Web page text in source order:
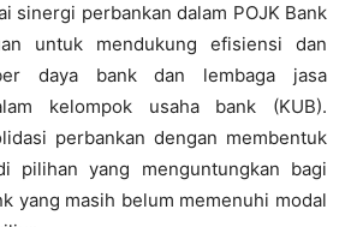
sinergi perbankan dalam POJK Bank
untuk mendukung efisiensi dan
daya bank dan lembaga jasa
kelompok usaha bank (KUB).
perbankan dengan membentuk
pilihan yang menguntungkan bagi
yang masih belum memenuhi modal